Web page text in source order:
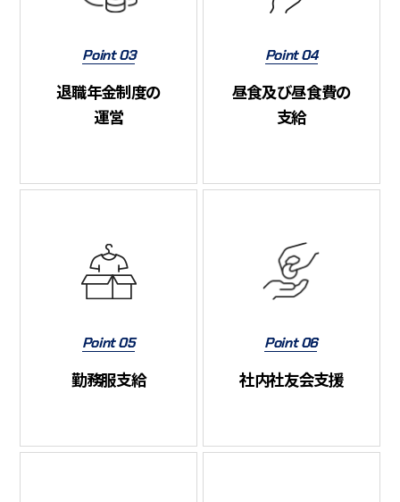
Point 03
退職年金制度の
運営
Point 04
昼食及び昼食費の
支給
Point 05
勤務服支給
Point 06
社内社友会支援